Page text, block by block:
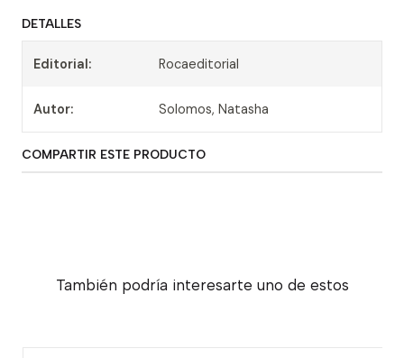
DETALLES
Editorial: Rocaeditorial
Autor: Solomos, Natasha
COMPARTIR ESTE PRODUCTO
También podría interesarte uno de estos